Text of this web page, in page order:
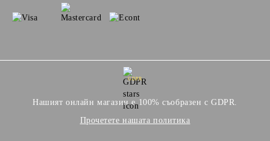
GDPR
Нашият онлайн магазин е 100% съобразен с GDPR.
Прочетете нашата политика